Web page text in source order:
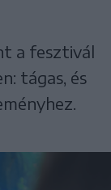
a fesztivál
tágas, és